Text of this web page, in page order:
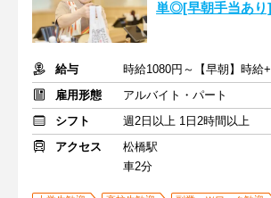
単◎[早朝手当あり]
給与
雇用形態
アルバイト・パート
シフト
週2日以上 1日2時間以上
アクセス
松橋駅
車2分